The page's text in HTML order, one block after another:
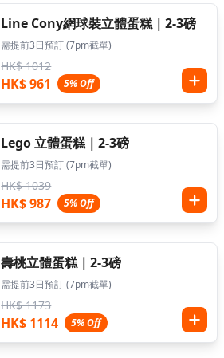
Line Cony網球裝立體蛋糕｜2-3磅
需提前3日預訂 (7pm截單)
HK$ 1012
HK$ 961 5% Off
Lego 立體蛋糕｜2-3磅
需提前3日預訂 (7pm截單)
HK$ 1039
HK$ 987 5% Off
壽桃立體蛋糕｜2-3磅
需提前3日預訂 (7pm截單)
HK$ 1173
HK$ 1114 5% Off